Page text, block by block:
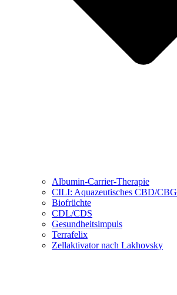
Albumin-Carrier-Therapie
CILI: Aquazeutisches CBD/CBG
Biofrüchte
CDL/CDS
Gesundheitsimpuls
Terrafelix
Zellaktivator nach Lakhovsky